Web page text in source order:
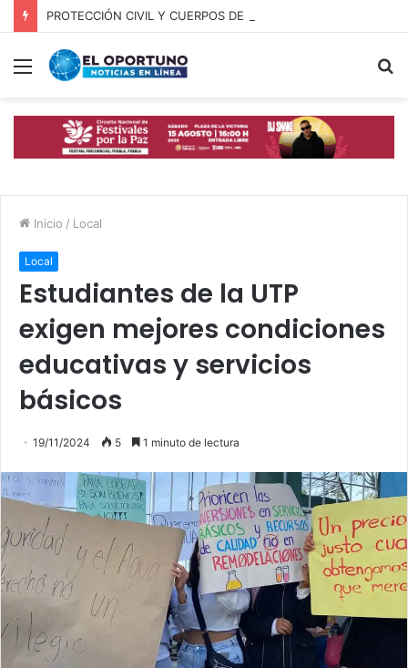
Menú
Inicio / Local
Local
Estudiantes de la UTP
exigen mejores condiciones
educativas y servicios
básicos
19/11/2024 5 1 minuto de lectura